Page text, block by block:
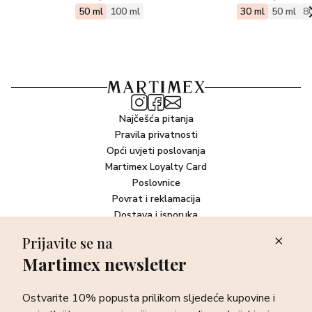
50 ml 100 ml 30 ml 50 ml
Najčešća pitanja
Pravila privatnosti
Opći uvjeti poslovanja
Martimex Loyalty Card
Poslovnice
Povrat i reklamacija
Dostava i isporuka
Newsletter
sve o najnovijim proizvodima, akcijskim i ekskluzivnim
Prijavite se na
Martimex newsletter
Ostvarite 10% popusta prilikom sljedeće kupovine i